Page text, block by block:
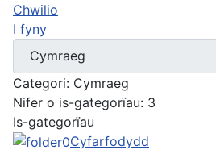
Chwilio
I fyny
Categori: Cymraeg
Nifer o is-gategorïau: 3
Is-gategorïau
Cyfarfodydd